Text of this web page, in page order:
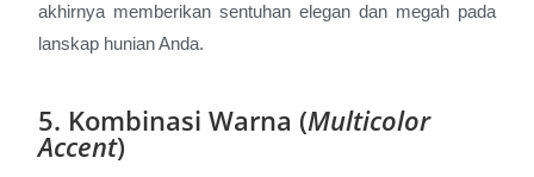
akhirnya memberikan sentuhan elegan dan megah pada
lanskap hunian Anda.
5. Kombinasi Warna (Multicolor
Accent)